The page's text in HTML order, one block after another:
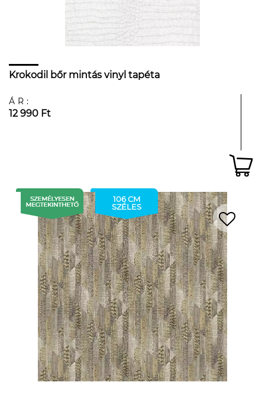
Krokodil bőr mintás vinyl tapéta
ÁR:
12 990 Ft
106 CM
SZÉLES